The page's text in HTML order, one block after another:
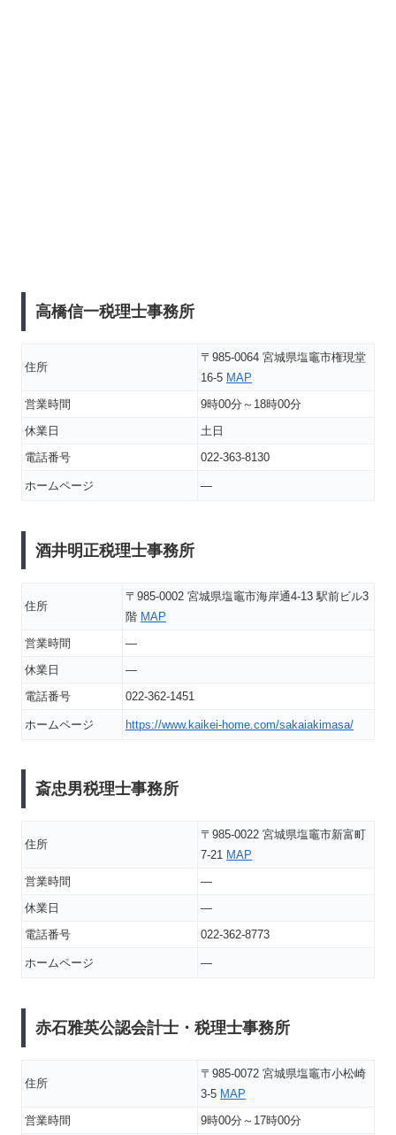
高橋信一税理士事務所
住所
〒985-0064 宮城県塩竈市権現堂
16-5 MAP
営業時間
9時00分～18時00分
休業日
土日
電話番号
022-363-8130
ホームページ ―
酒井明正税理士事務所
住所
〒985-0002 宮城県塩竈市海岸通4-13 駅前ビル3
階 MAP
営業時間
―
休業日
―
電話番号
022-362-1451
ホームページ https://www.kaikei-home.com/sakaiakimasa/
斎忠男税理士事務所
住所
〒985-0022 宮城県塩竈市新富町
7-21 MAP
営業時間
―
休業日
―
電話番号
022-362-8773
ホームページ ―
赤石雅英公認会計士・税理士事務所
住所
〒985-0072 宮城県塩竈市小松崎
3-5 MAP
営業時間
9時00分～17時00分